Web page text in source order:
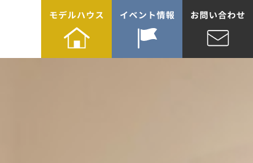
モデルハウス イベント情報 お問い合わせ